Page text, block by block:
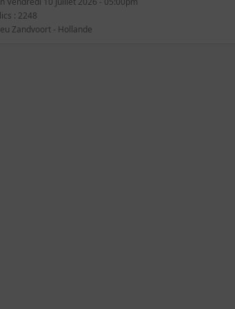
: 2248
Zandvoort - Hollande